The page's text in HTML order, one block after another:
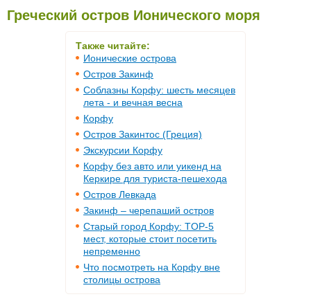
Греческий остров Ионического моря
Также читайте:
Ионические острова
Остров Закинф
Соблазны Корфу: шесть месяцев
лета - и вечная весна
Корфу
Остров Закинтос (Греция)
Экскурсии Корфу
Корфу без авто или уикенд на
Керкире для туриста-пешехода
Остров Левкада
Закинф – черепаший остров
Старый город Корфу: TOP-5
мест, которые стоит посетить
непременно
Что посмотреть на Корфу вне
столицы острова